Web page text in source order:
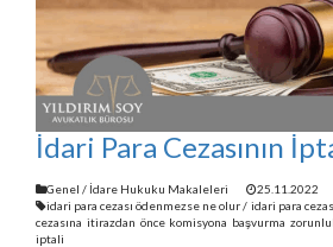
İdari Para Cezasının
Genel / İdare Hukuku Makaleleri 25.11.2022
idari para cezası ödenmezse ne olur/ idari para
cezasına itirazdan önce komisyona başvurma
iptali